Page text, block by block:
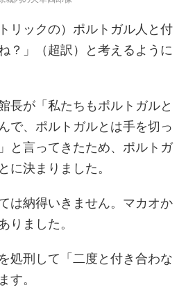
リックの）ポルトガル人と付
？」（超訳）と考えるように
長が「私たちもポルトガルと
で、ポルトガルとは手を切っ
と言ってきたため、ポルトガ
に決まりました。
は納得いきません。マカオか
りました。
処刑して「二度と付き合わな
す。